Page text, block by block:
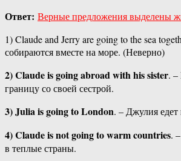
Ответ: Верные предложения выделены
1) Claude and Jerry are going to the sea
собираются вместе на море. (Неверно)
2) Claude is going abroad with his sister. –
границу со своей сестрой.
3) Julia is going to London. – Джулия
4) Claude is not going to warm countries.
в теплые страны.